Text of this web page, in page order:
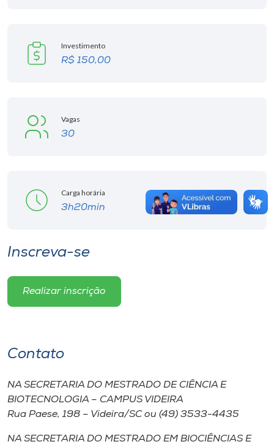
Investimento
R$ 150,00
Vagas
30
Carga horária
3h20min
Inscreva-se
Realizar inscrição
Contato
NA SECRETARIA DO MESTRADO DE CIÊNCIA E
BIOTECNOLOGIA – CAMPUS VIDEIRA
Rua Paese, 198 – Videira/SC ou (49) 3533-4435
NA SECRETARIA DO MESTRADO EM BIOCIÊNCIAS E